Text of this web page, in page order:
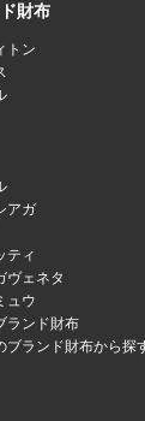
財布
トン
アガ
ティ
ヴェネタ
ュウ
ランド財布
ブランド財布から探